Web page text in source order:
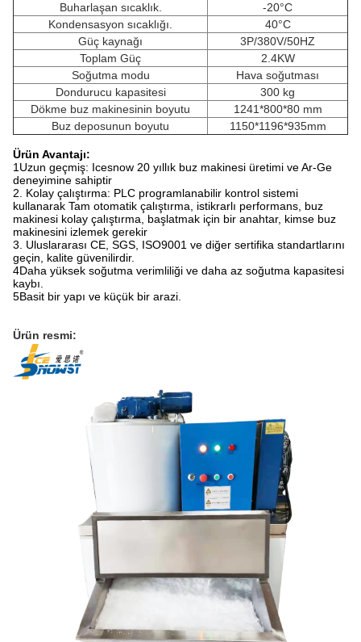
Buharlaşan sıcaklık.
-20°C
Kondensasyon sıcaklığı.
40°C
Güç kaynağı
3P/380V/50HZ
Toplam Güç
2.4KW
Soğutma modu
Hava soğutması
Dondurucu kapasitesi
300 kg
Dökme buz makinesinin boyutu
1241*800*80 mm
Buz deposunun boyutu
1150*1196*935mm
Ürün Avantajı:
1Uzun geçmiş: Icesnow 20 yıllık buz makinesi üretimi ve Ar-Ge
deneyimine sahiptir
2. Kolay çalıştırma: PLC programlanabilir kontrol sistemi
kullanarak Tam otomatik çalıştırma, istikrarlı performans, buz
makinesi kolay çalıştırma, başlatmak için bir anahtar, kimse buz
makinesini izlemek gerekir
3. Uluslararası CE, SGS, ISO9001 ve diğer sertifika standartlarını
geçin, kalite güvenilirdir.
4Daha yüksek soğutma verimliliği ve daha az soğutma kapasitesi
kaybı.
5Basit bir yapı ve küçük bir arazi.
Ürün resmi: